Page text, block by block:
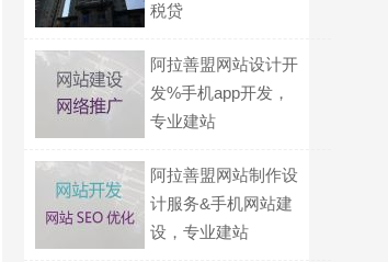
税贷
阿拉善盟网站设计开
发%手机app开发，
专业建站
阿拉善盟网站制作设
计服务&手机网站建
设，专业建站